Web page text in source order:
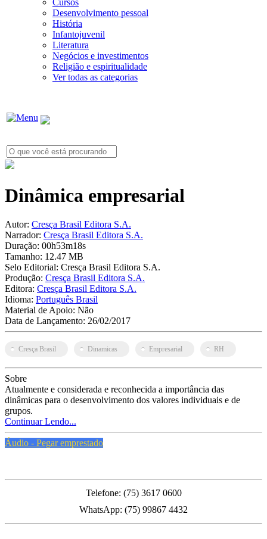
Cursos
Desenvolvimento pessoal
História
Infantojuvenil
Literatura
Negócios e investimentos
Religião e espiritualidade
Ver todas as categorias
Dinâmica empresarial
Autor: Cresça Brasil Editora S.A.
Narrador: Cresça Brasil Editora S.A.
Duração: 00h53m18s
Tamanho: 12.47 MB
Selo Editorial: Cresça Brasil Editora S.A.
Produção: Cresça Brasil Editora S.A.
Editora: Cresça Brasil Editora S.A.
Idioma: Português Brasil
Material de Apoio: Não
Data de Lançamento: 26/02/2017
Cresça Brasil Dinamicas Empresarial RH
Sobre
Atualmente e considerada e reconhecida a importância das
dinâmicas para o desenvolvimento dos valores individuais e de
grupos.
Continuar Lendo...
Áudio - Pegar emprestado
Telefone: (75) 3617 0600
WhatsApp: (75) 99867 4432